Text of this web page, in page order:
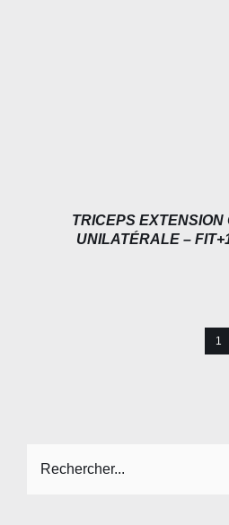
TRICEPS EXTENSION
UNILATÉRALE –
1